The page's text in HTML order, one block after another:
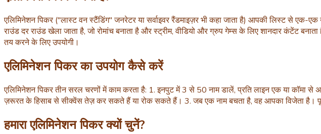
एलिमिनेशन पिकर ("लास्ट वन स्टैंडिंग" जनरेटर या सर्वाइवर रैंडमाइज़र भी कहा जाता है) आपकी लिस्ट से
राउंड दर राउंड खेला जाता है, जो रोमांच बनाता है और स्ट्रीम, वीडियो और ग्रुप गेम्स के लिए शानदार कंटेंट
तय करने के लिए उपयोगी।
एलिमिनेशन पिकर का उपयोग कैसे करें
एलिमिनेशन पिकर तीन सरल चरणों में काम करता है: 1. इनपुट में 3 से 50 नाम डालें, प्रति लाइन एक या
ज़रूरत के हिसाब से सीक्वेंस तेज़ कर सकते हैं या रोक सकते हैं। 3. जब एक नाम बचता है, वह आपका विजेता है।
हमारा एलिमिनेशन पिकर क्यों चुनें?